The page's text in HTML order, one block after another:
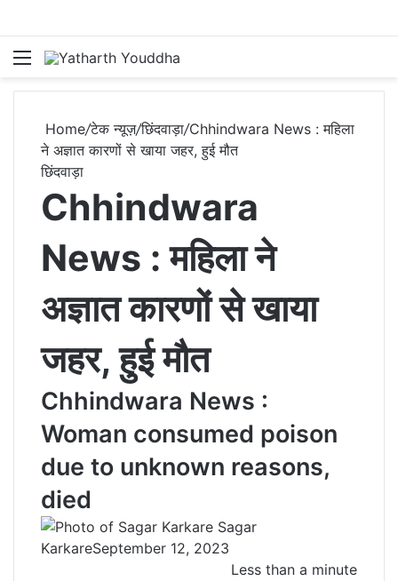
Menu
Home/टेक न्यूज़/छिंदवाड़ा/Chhindwara News : महिला
ने अज्ञात कारणों से खाया जहर, हुई मौत
छिंदवाड़ा
Chhindwara
News : महिला ने
अज्ञात कारणों से खाया
जहर, हुई मौत
Chhindwara News :
Woman consumed poison
due to unknown reasons,
died
Sagar
KarkareSeptember 12, 2023
Less than a minute